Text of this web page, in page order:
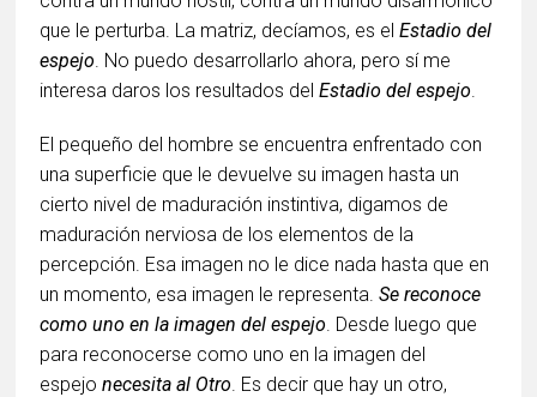
que le perturba. La matriz, decíamos, es elEstadio del
espejo. No puedo desarrollarlo ahora, pero sí me
interesa daros los resultados delEstadio del espejo.
El pequeño del hombre se encuentra enfrentado con
una superficie que le devuelve su imagen hasta un
cierto nivel de maduración instintiva, digamos de
maduración nerviosa de los elementos de la
percepción. Esa imagen no le dice nada hasta que en
un momento, esa imagen le representa.Se reconoce
como uno en la imagen del espejo. Desde luego que
para reconocerse como uno en la imagen del
espejonecesita al Otro. Es decir que hay un otro,